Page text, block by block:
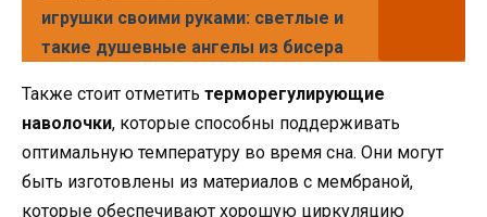
игрушки своими руками: светлые и
такие душевные ангелы из бисера
Также стоит отметить терморегулирующие
наволочки, которые способны поддерживать
оптимальную температуру во время сна. Они могут
быть изготовлены из материалов с мембраной,
которые обеспечивают хорошую циркуляцию